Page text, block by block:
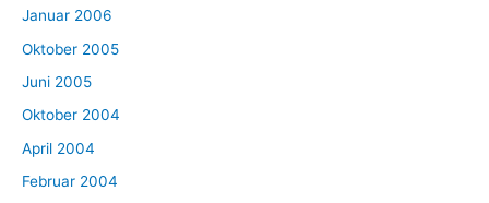
Januar 2006
Oktober 2005
Juni 2005
Oktober 2004
April 2004
Februar 2004